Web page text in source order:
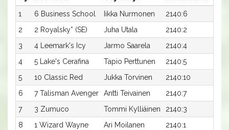
1
6 Business School Iikka Nurmonen 2140:6
2
2 Royalsky* (SE) Juha Utala 2140:2
3
4 Leemark's Icy Jarmo Saarela 2140:4
4
5 Lake's Cerafina Tapio Perttunen 2140:5
5
10 Classic Red Jukka Torvinen 2140:10
6
7 Talisman Avenger Antti Teivainen 2140:7
7
3 Zumuco Tommi Kylliäinen 2140:3
8
1 Wizard Wayne Ari Moilanen 2140:1